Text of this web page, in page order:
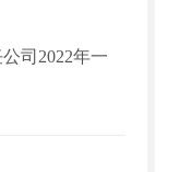
司2022年一